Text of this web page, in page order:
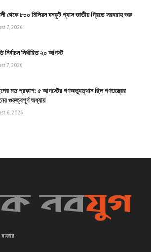
থেকে ৮০০ মিলিয়ন ঘনফুট গ্যাস জাতীয় গ্রিডে সরবরাহ শুরু
7, 2026
নির্বাচন নির্ধারিত ২০ আগস্ট
7, 2026
মত প্রকাশ: ৫ আগস্টের গণঅভ্যুত্থান ছিল গণতন্ত্রের
গুরুত্বপূর্ণ অধ্যায়
6, 2026